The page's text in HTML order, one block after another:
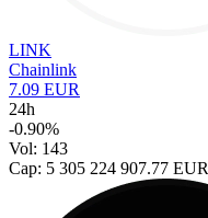
LINK
Chainlink
7.09 EUR
24h
-0.90%
Vol: 143
Cap: 5 305 224 907.77 EUR